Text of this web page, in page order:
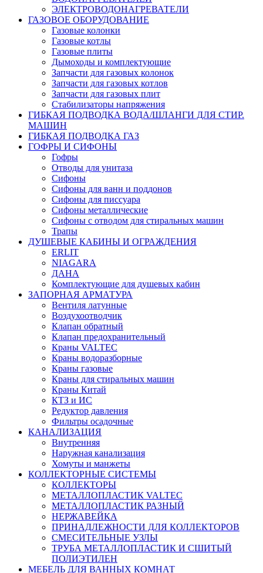
ЭЛЕКТРОВОДОНАГРЕВАТЕЛИ
ГАЗОВОЕ ОБОРУДОВАНИЕ
Газовые колонки
Газовые котлы
Газовые плиты
Дымоходы и комплектующие
Запчасти для газовых колонок
Запчасти для газовых котлов
Запчасти для газовых плит
Стабилизаторы напряжения
ГИБКАЯ ПОДВОДКА ВОДА/ШЛАНГИ ДЛЯ СТИР.
МАШИН
ГИБКАЯ ПОДВОДКА ГАЗ
ГОФРЫ И СИФОНЫ
Гофры
Отводы для унитаза
Сифоны
Сифоны для ванн и поддонов
Сифоны для писсуара
Сифоны металлические
Сифоны с отводом для стиральных машин
Трапы
ДУШЕВЫЕ КАБИНЫ И ОГРАЖДЕНИЯ
ERLIT
NIAGARA
ДАНА
Комплектующие для душевых кабин
ЗАПОРНАЯ АРМАТУРА
Вентиля латунные
Воздухоотводчик
Клапан обратный
Клапан предохранительный
Краны VALTEC
Краны водоразборные
Краны газовые
Краны для стиральных машин
Краны Китай
КТЗ и ИС
Редуктор давления
Фильтры осадочные
КАНАЛИЗАЦИЯ
Внутренняя
Наружная канализация
Хомуты и манжеты
КОЛЛЕКТОРНЫЕ СИСТЕМЫ
КОЛЛЕКТОРЫ
МЕТАЛЛОПЛАСТИК VALTEC
МЕТАЛЛОПЛАСТИК РАЗНЫЙ
НЕРЖАВЕЙКА
ПРИНАДЛЕЖНОСТИ ДЛЯ КОЛЛЕКТОРОВ
СМЕСИТЕЛЬНЫЕ УЗЛЫ
ТРУБА МЕТАЛЛОПЛАСТИК И СШИТЫЙ
ПОЛИЭТИЛЕН
МЕБЕЛЬ ДЛЯ ВАННЫХ КОМНАТ